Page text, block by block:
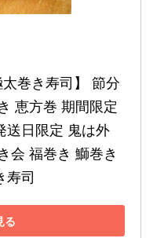
巻き寿司】 節分
恵方巻 期間限定
送日限定 鬼は外
会 福巻き 鰤巻き
寿司
る